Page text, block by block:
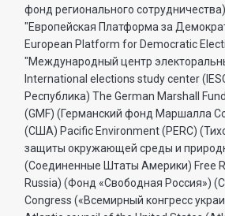
фонд регионального
"Европейская Платформа за
European Platform for Democratic
"Международный центр
International elections study center
Республика) The German Marshall
(GMF) (Германский фонд Маршалла
(США) Pacific Environment (PERC)
защиты окружающей среды и
(Соединенные Штаты Америки) Free
Russia) (Фонд «Свободная Россия»)
Congress («Всемирный конгресс